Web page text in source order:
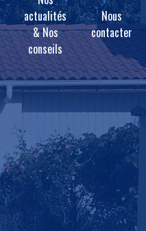
actualités
& Nos
conseils
Nous
contacter